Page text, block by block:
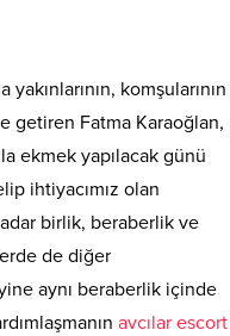
yakınlarının, komşularının
getiren Fatma Karaoğlan,
ekmek yapılacak günü
ihtiyacımız olan
birlik, beraberlik ve
de diğer
aynı beraberlik içinde
avcılar escort